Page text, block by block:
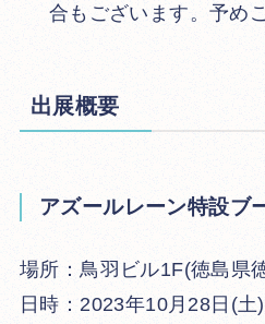
合もございます。予め
出展概要
アズールレーン特設ブ
場所：鳥羽ビル1F(徳島県
日時：2023年10月28日(